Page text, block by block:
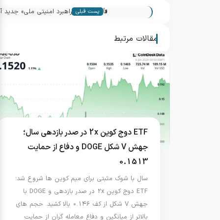
« پست قبلی
تأثیر شگرف «راهبرد امنیتی ملی» جدید
مقالات مرتبط
ETF دوج کوین 2x در صدر بازدهی سال؛
جهش V شکل DOGE و دفاع از حمایت
0.1513
سال با شوک مثبتی برای میم کوین ها شروع شد؛
ETF دوج کوین 2x در صدر بازدهی و DOGE با
جهش V شکل از کف 0.146 بالا کشید. حجم های
بالاتر از میانگین و دفاع معامله گران از حمایت